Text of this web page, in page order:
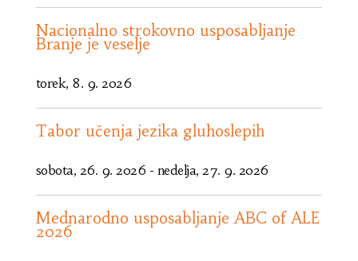
Nacionalno strokovno usposabljanje
Branje je veselje
torek, 8. 9. 2026
Tabor učenja jezika gluhoslepih
sobota, 26. 9. 2026 - nedelja, 27. 9. 2026
Mednarodno usposabljanje ABC of ALE
2026